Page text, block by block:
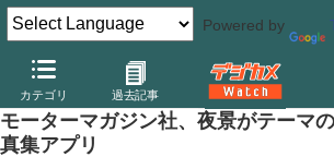
Powered by
カテゴリ 過去記事
デジカメ Watch その他
モーターマガジン社、夜景がテーマ
真集アプリ